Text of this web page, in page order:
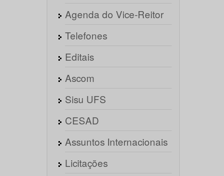
Agenda do Vice-Reitor
Telefones
Editais
Ascom
Sisu UFS
CESAD
Assuntos Internacionais
Licitações